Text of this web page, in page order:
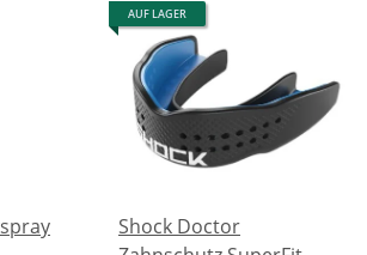
AUF LAGER
Shock Doctor